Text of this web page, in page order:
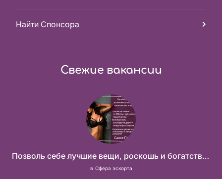
Найти Спонсора
Свежие вакансии
Позволь себе лучшие вещи, роскошь и богатство. Наши условия тебе понравятся! Действительно отличные условия и поддержка!
в Сфера эскорта